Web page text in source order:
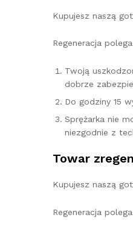
Kupujesz naszą
Regeneracja
Twoją
dobrze
Do godziny 15
Sprężarka nie
niezgodnie z
Towar
Kupujesz naszą
Regeneracja